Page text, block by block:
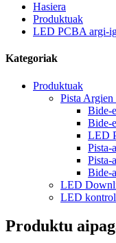
Hasiera
Produktuak
LED PCBA argi-
Kategoriak
Produktuak
Pista Argien
Bide-
Bide-
LED
Pista-
Pista-
Bide-
LED
LED
Produktu